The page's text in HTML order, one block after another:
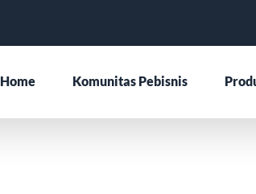
Home Komunitas Pebisnis